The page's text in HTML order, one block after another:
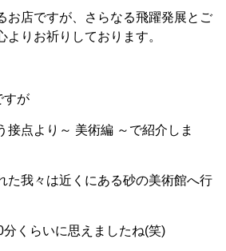
お店ですが、さらなる飛躍発展とご
りお祈りしております。
すが
接点より～ 美術編 ～で紹介しま
た我々は近くにある砂の美術館へ行
くらいに思えましたね(笑)